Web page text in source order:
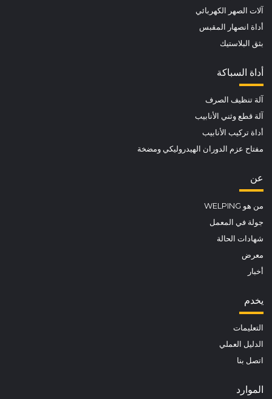
آلات الصهر الكهربائي
أداة انصهار المقبس
بثق البلاستيك
أداة السباكة
آلة تنظيف الصرف
آلة قطع وثني الأنابيب
أداة تركيب الأنابيب
مفتاح عزم الدوران الهيدروليكي ومضخة
عن
من هو WELPING
جولة في المعمل
شهادات الحالة
معرض
أخبار
يخدم
التعليمات
الدليل العملي
اتصل بنا
الموارد